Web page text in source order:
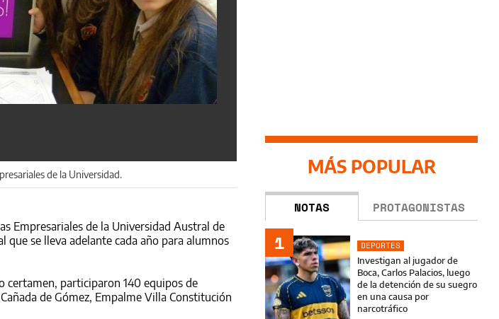
de la Universidad.
Empresariales de la Universidad Austral de
se lleva adelante cada año para alumnos
certamen, participaron 140 equipos de
de Gómez, Empalme Villa Constitución
MÁS POPULAR
NOTAS PROTAGONISTAS
1
DEPORTES
Investigan al jugador de
Boca, Carlos Palacios, luego
de la detención de su suegro
en una causa por
narcotráfico